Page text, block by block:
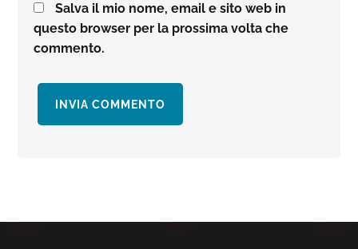
Salva il mio nome, email e sito web in
questo browser per la prossima volta che
commento.